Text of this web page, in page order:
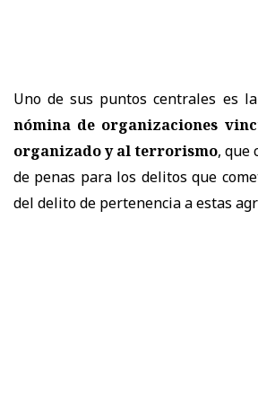
Uno de sus puntos centrales es la
nómina de organizaciones
organizado y al terrorismo, que
de penas para los delitos que
del delito de pertenencia a estas